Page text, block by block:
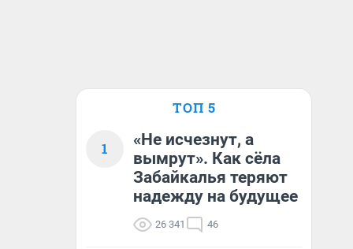
ТОП 5
1
«Не исчезнут, а
вымрут». Как сёла
Забайкалья теряют
надежду на будущее
26 341 46